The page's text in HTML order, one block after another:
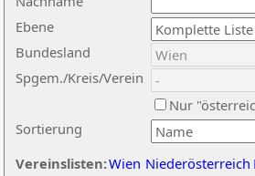
Ebene
Sortierung
Bundesland
Spgem./Kreis/Verein
Nur
Vereinslisten:Wien Niederösterreich